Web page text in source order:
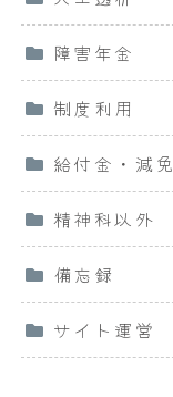
障害年金
制度利用
給付金・減免
精神科以外
備忘録
サイト運営